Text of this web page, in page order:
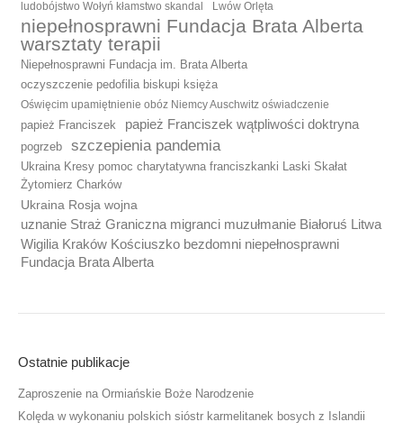
ludobójstwo Wołyń kłamstwo skandal Lwów Orlęta
niepełnosprawni Fundacja Brata Alberta
warsztaty terapii
Niepełnosprawni Fundacja im. Brata Alberta
oczyszczenie pedofilia biskupi księża
Oświęcim upamiętnienie obóz Niemcy Auschwitz oświadczenie
papież Franciszek papież Franciszek wątpliwości doktryna
pogrzeb szczepienia pandemia
Ukraina Kresy pomoc charytatywna franciszkanki Laski Skałat
Żytomierz Charków
Ukraina Rosja wojna
uznanie Straż Graniczna migranci muzułmanie Białoruś Litwa
Wigilia Kraków Kościuszko bezdomni niepełnosprawni
Fundacja Brata Alberta
Ostatnie publikacje
Zaproszenie na Ormiańskie Boże Narodzenie
Kolęda w wykonaniu polskich sióstr karmelitanek bosych z Islandii